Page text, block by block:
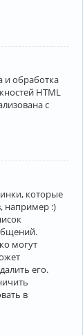
и обработка
HTML
с
которые
например :)
могут
его.
в